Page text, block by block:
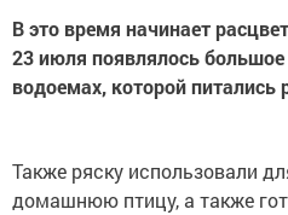
В это время начинает
23 июля появлялось большое
водоемах, которой
Также ряску использовали
домашнюю птицу, а также